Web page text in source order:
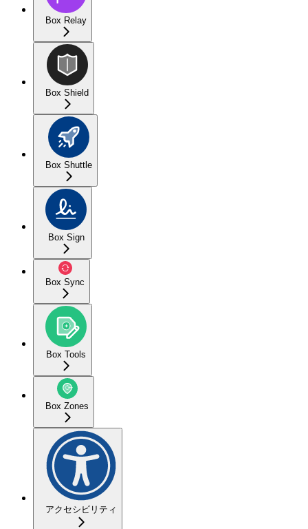
Box Relay
Box Shield
Box Shuttle
Box Sign
Box Sync
Box Tools
Box Zones
アクセシビリティ